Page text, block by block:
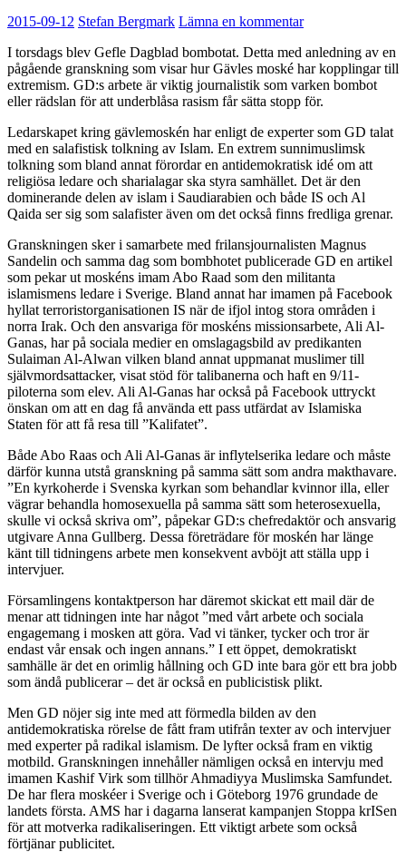
2015-09-12 Stefan Bergmark Lämna en kommentar
I torsdags blev Gefle Dagblad bombotat. Detta med anledning av en
pågående granskning som visar hur Gävles moské har kopplingar till
extremism. GD:s arbete är viktig journalistik som varken bombot
eller rädslan för att underblåsa rasism får sätta stopp för.
Ledarskapet kring gävlemoskén har enligt de experter som GD talat
med en salafistisk tolkning av Islam. En extrem sunnimuslimsk
tolkning som bland annat förordar en antidemokratisk idé om att
religiösa ledare och sharialagar ska styra samhället. Det är den
dominerande delen av islam i Saudiarabien och både IS och Al
Qaida ser sig som salafister även om det också finns fredliga grenar.
Granskningen sker i samarbete med frilansjournalisten Magnus
Sandelin och samma dag som bombhotet publicerade GD en artikel
som pekar ut moskéns imam Abo Raad som den militanta
islamismens ledare i Sverige. Bland annat har imamen på Facebook
hyllat terroristorganisationen IS när de ifjol intog stora områden i
norra Irak. Och den ansvariga för moskéns missionsarbete, Ali Al-
Ganas, har på sociala medier en omslagagsbild av predikanten
Sulaiman Al-Alwan vilken bland annat uppmanat muslimer till
självmordsattacker, visat stöd för talibanerna och haft en 9/11-
piloterna som elev. Ali Al-Ganas har också på Facebook uttryckt
önskan om att en dag få använda ett pass utfärdat av Islamiska
Staten för att få resa till ”Kalifatet”.
Både Abo Raas och Ali Al-Ganas är inflytelserika ledare och måste
därför kunna utstå granskning på samma sätt som andra makthavare.
”En kyrkoherde i Svenska kyrkan som behandlar kvinnor illa, eller
vägrar behandla homosexuella på samma sätt som heterosexuella,
skulle vi också skriva om”, påpekar GD:s chefredaktör och ansvarig
utgivare Anna Gullberg. Dessa företrädare för moskén har länge
känt till tidningens arbete men konsekvent avböjt att ställa upp i
intervjuer.
Församlingens kontaktperson har däremot skickat ett mail där de
menar att tidningen inte har något ”med vårt arbete och sociala
engagemang i mosken att göra. Vad vi tänker, tycker och tror är
endast vår ensak och ingen annans.” I ett öppet, demokratiskt
samhälle är det en orimlig hållning och GD inte bara gör ett bra jobb
som ändå publicerar – det är också en publicistisk plikt.
Men GD nöjer sig inte med att förmedla bilden av den
antidemokratiska rörelse de fått fram utifrån texter av och intervjuer
med experter på radikal islamism. De lyfter också fram en viktig
motbild. Granskningen innehåller nämligen också en intervju med
imamen Kashif Virk som tillhör Ahmadiyya Muslimska Samfundet.
De har flera moskéer i Sverige och i Göteborg 1976 grundade de
landets första. AMS har i dagarna lanserat kampanjen Stoppa krISen
för att motverka radikaliseringen. Ett viktigt arbete som också
förtjänar publicitet.